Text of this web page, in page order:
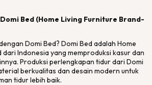
Bed (Home Living Furniture Brand-
Domi Bed? Domi Bed adalah Home
dari Indonesia yang memproduksi kasur dan
Produksi perlengkapan tidur dari Domi
berkualitas dan desain modern untuk
tidur lebih baik.